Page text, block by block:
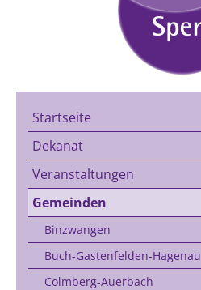
Startseite
Dekanat
Veranstaltungen
Gemeinden
Binzwangen
Buch-Gastenfelden-Hagenau
Colmberg-Auerbach